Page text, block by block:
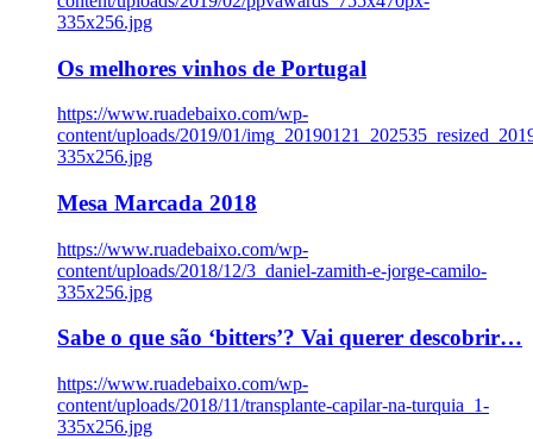
335x256.jpg
Os melhores vinhos de Portugal
https://www.ruadebaixo.com/wp-
content/uploads/2019/01/
335x256.jpg
Mesa Marcada 2018
https://www.ruadebaixo.com/wp-
content/uploads/2018/12/3_daniel-zamith-e-jorge-camilo-
335x256.jpg
Sabe o que são ‘bitters’? Vai querer descobrir…
https://www.ruadebaixo.com/wp-
content/uploads/2018/11/transplante-capilar-na-turquia_1-
335x256.jpg